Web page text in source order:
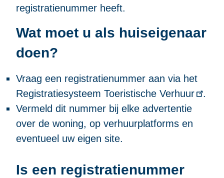
registratienummer heeft.
Wat moet u als huiseigenaar
doen?
Vraag een registratienummer aan via het
Registratiesysteem Toeristische Verhuur
.
Vermeld dit nummer bij elke advertentie
over de woning, op verhuurplatforms en
eventueel uw eigen site.
Is een registratienummer